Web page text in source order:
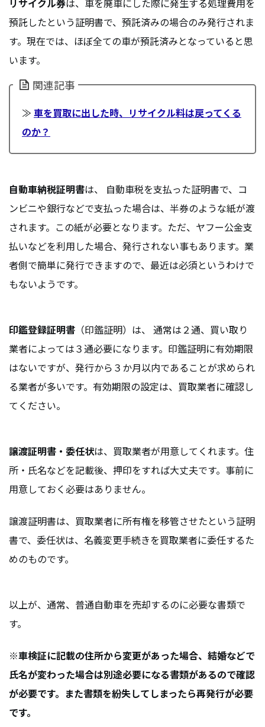
リサイクル券は、車を廃車にした際に発生する処理費用を
預託したという証明書で、預託済みの場合のみ発行されま
す。現在では、ほぼ全ての車が預託済みとなっていると思
います。
関連記事
≫ 車を買取に出した時、リサイクル料は戻ってくる
のか？
自動車納税証明書は、 自動車税を支払った証明書で、コ
ンビニや銀行などで支払った場合は、半券のような紙が渡
されます。この紙が必要となります。ただ、ヤフー公金支
払いなどを利用した場合、発行されない事もあります。業
者側で簡単に発行できますので、最近は必須というわけで
もないようです。
印鑑登録証明書 （印鑑証明）は、 通常は２通、買い取り
業者によっては３通必要になります。印鑑証明に有効期限
はないですが、発行から３か月以内であることが求められ
る業者が多いです。有効期限の設定は、買取業者に確認し
てください。
譲渡証明書・委任状は、買取業者が用意してくれます。住
所・氏名などを記載後、押印をすれば大丈夫です。事前に
用意しておく必要はありません。
譲渡証明書は、買取業者に所有権を移管させたという証明
書で、委任状は、名義変更手続きを買取業者に委任するた
めのものです。
以上が、通常、普通自動車を売却するのに必要な書類で
す。
※車検証に記載の住所から変更があった場合、結婚などで
氏名が変わった場合は別途必要になる書類があるので確認
が必要です。また書類を紛失してしまったら再発行が必要
です。